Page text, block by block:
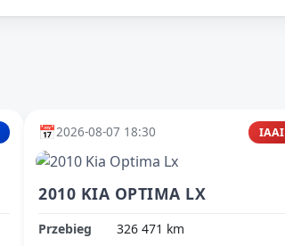
📅2026-08-07 18:30 IAAI
2010 KIA OPTIMA LX
Przebieg
326 471 km